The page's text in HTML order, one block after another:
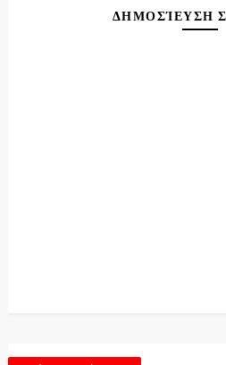
ΔΗΜΟΣΊΕΥΣΗ